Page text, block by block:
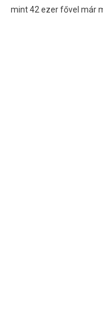
mint 42 ezer fővel már